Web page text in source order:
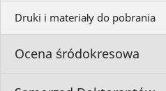
Druki i materiały do pobrania
Ocena śródokresowa